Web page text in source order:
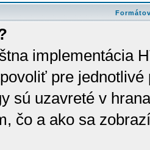
implementácia
pre
sú uzavreté v
čo a ako sa